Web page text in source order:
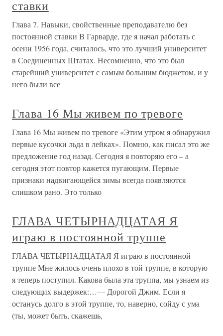
ставки
Глава 7. Навыки, свойственные преподавателю без
постоянной ставки В Гарварде, где я начал работать с
осени 1956 года, считалось, что это лучший университет
в Соединенных Штатах. Несомненно, что это был
старейший университет с самым большим бюджетом, и у
него были все
Глава 16 Мы живем по тревоге
Глава 16 Мы живем по тревоге «Этим утром я обнаружил
первые кусочки льда в лейках». Помню, как писал это же
предложение год назад. Сегодня я повторяю его – а
сегодня этот повтор кажется пугающим. Первые
признаки надвигающейся зимы всегда появляются
слишком рано. Это только
ГЛАВА ЧЕТЫРНАДЦАТАЯ Я
играю в постоянной труппе
ГЛАВА ЧЕТЫРНАДЦАТАЯ Я играю в постоянной
труппе Мне жилось очень плохо в той труппе, в которую
я теперь поступил. Какова была эта труппа, мы узнаем из
следующих выдержек:…— Дорогой Джим. Если я
останусь долго в этой труппе, то, наверно, сойду с ума
(ты, может быть, скажешь,